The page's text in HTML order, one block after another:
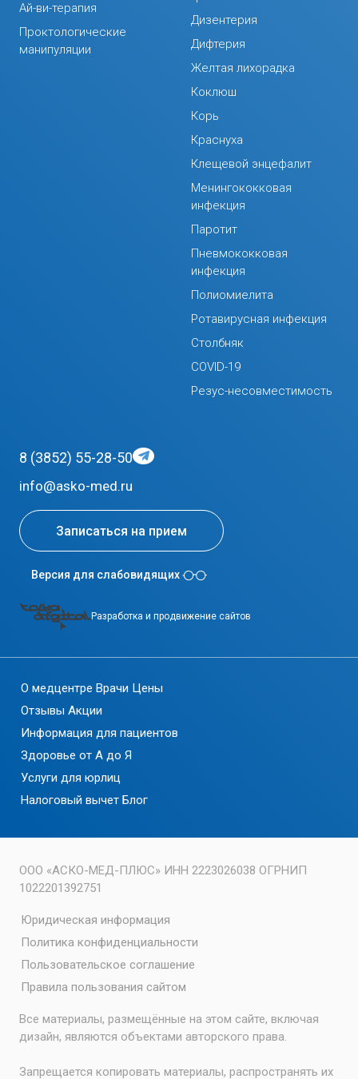
Ай-ви-терапия
Проктологические
манипуляции
Дизентерия
Дифтерия
Желтая лихорадка
Коклюш
Корь
Краснуха
Клещевой энцефалит
Менингококковая
инфекция
Паротит
Пневмококковая
инфекция
Полиомиелита
Ротавирусная инфекция
Столбняк
COVID-19
Резус-несовместимость
8 (3852) 55-28-50
info@asko-med.ru
Записаться на прием
Версия для слабовидящих
Разработка и продвижение сайтов
О медцентре Врачи Цены
Отзывы Акции
Информация для пациентов
Здоровье от А до Я
Услуги для юрлиц
Налоговый вычет Блог
ООО «АСКО-МЕД-ПЛЮС» ИНН 2223026038 ОГРНИП
1022201392751
Юридическая информация
Политика конфиденциальности
Пользовательское соглашение
Правила пользования сайтом
Все материалы, размещённые на этом сайте, включая
дизайн, являются объектами авторского права.
Запрещается копировать материалы, распространять их